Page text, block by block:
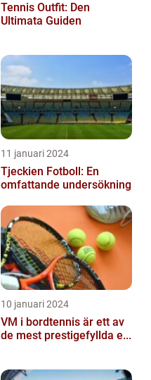
Tennis Outfit: Den
Ultimata Guiden
11 januari 2024
Tjeckien Fotboll: En
omfattande undersökning
10 januari 2024
VM i bordtennis är ett av
de mest prestigefyllda e...